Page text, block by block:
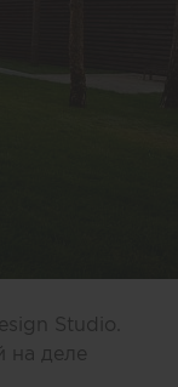
Studio.
на деле